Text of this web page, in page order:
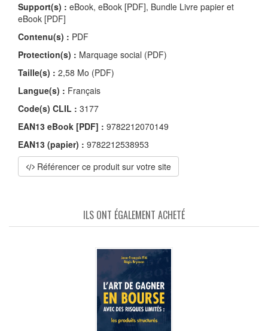
Support(s) : eBook, eBook [PDF], Bundle Livre papier et
eBook [PDF]
Contenu(s) : PDF
Protection(s) : Marquage social (PDF)
Taille(s) : 2,58 Mo (PDF)
Langue(s) : Français
Code(s) CLIL : 3177
EAN13 eBook [PDF] : 9782212070149
EAN13 (papier) : 9782212538953
Référencer ce produit sur votre site
ILS ONT ÉGALEMENT ACHETÉ